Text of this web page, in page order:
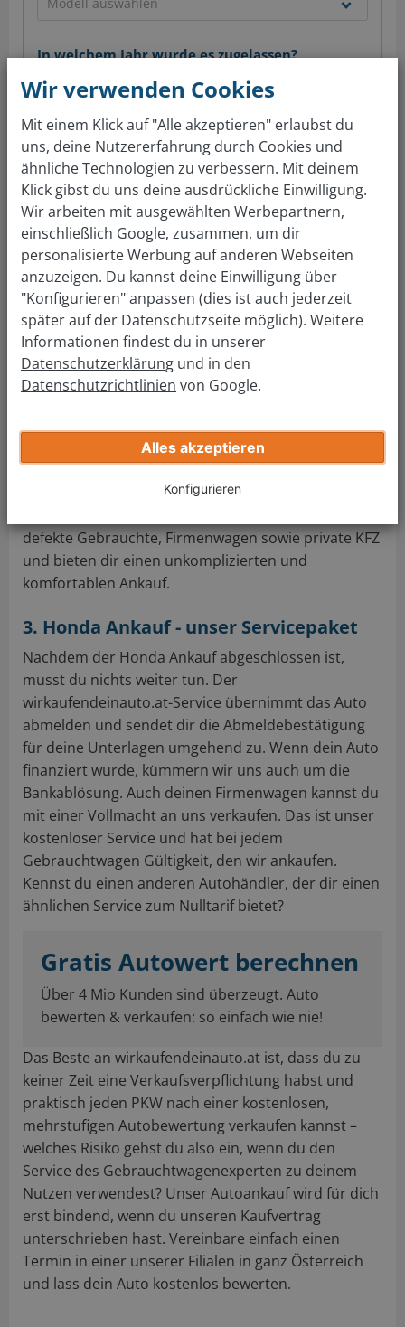
In welchem Jahr wurde es zugelassen?
Jetzt kostenlos bewerten
Nutze unseren Vorteil und bringe uns dein Oldtimer-
Cabrio, deinen Jahreswagen oder dein
Unfallfahrzeug. Nach dem Verkauf übernimmt der
Nachverkaufsservice alles Weitere und übermittelt
den Ankaufpreis in Form einer diebstahlsicheren
Überweisung auf dein Konto.
Nimm Abstand von jedem zwielichtigen Händler, der
für Gebrauchtautos oder Unfallautos ohne
einem Betrug zum Opfer zu fallen, ist für dich als
privater Verkäufer viel zu hoch. Wende dich beim
Verkauf deines Honda vertrauensvoll an
defekte Gebrauchte, Firmenwagen sowie private KFZ
und bieten dir einen unkomplizierten und
komfortablen Ankauf.
3. Honda Ankauf - unser Servicepaket
Nachdem der Honda Ankauf abgeschlossen ist,
musst du nichts weiter tun. Der
wirkaufendeinauto.at-Service übernimmt das Auto
abmelden und sendet dir die Abmeldebestätigung
für deine Unterlagen umgehend zu. Wenn dein Auto
finanziert wurde, kümmern wir uns auch um die
Bankablösung. Auch deinen Firmenwagen kannst du
mit einer Vollmacht an uns verkaufen. Das ist unser
kostenloser Service und hat bei jedem
Gebrauchtwagen Gültigkeit, den wir ankaufen.
Kennst du einen anderen Autohändler, der dir einen
ähnlichen Service zum Nulltarif bietet?
Gratis Autowert berechnen
Über 4 Mio Kunden sind überzeugt. Auto
bewerten & verkaufen: so einfach wie nie!
Das Beste an wirkaufendeinauto.at ist, dass du zu
keiner Zeit eine Verkaufsverpflichtung habst und
praktisch jeden PKW nach einer kostenlosen,
mehrstufigen Autobewertung verkaufen kannst –
welches Risiko gehst du also ein, wenn du den
Service des Gebrauchtwagenexperten zu deinem
Nutzen verwendest? Unser Autoankauf wird für dich
erst bindend, wenn du unseren Kaufvertrag
unterschrieben hast. Vereinbare einfach einen
Termin in einer unserer Filialen in ganz Österreich
und lass dein Auto kostenlos bewerten.
Wir verwenden Cookies
Mit einem Klick auf "Alle akzeptieren" erlaubst du
uns, deine Nutzererfahrung durch Cookies und
ähnliche Technologien zu verbessern. Mit deinem
Klick gibst du uns deine ausdrückliche Einwilligung.
Wir arbeiten mit ausgewählten Werbepartnern,
einschließlich Google, zusammen, um dir
personalisierte Werbung auf anderen Webseiten
anzuzeigen. Du kannst deine Einwilligung über
"Konfigurieren" anpassen (dies ist auch jederzeit
später auf der Datenschutzseite möglich). Weitere
Informationen findest du in unserer
Datenschutzerklärung und in den
Datenschutzrichtlinien von Google.
Alles akzeptieren
Konfigurieren